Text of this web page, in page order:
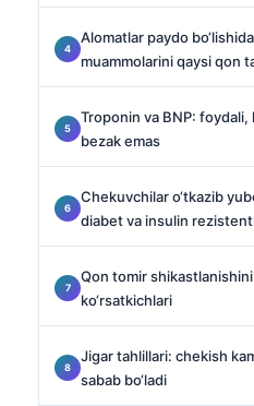
Alomatlar paydo
muammolarini qaysi qon
Troponin va BNP: foydali,
bezak emas
Chekuvchilar o‘tkazib
diabet va insulin
Qon tomir
ko‘rsatkichlari
Jigar tahlillari: chekish
sabab bo‘ladi